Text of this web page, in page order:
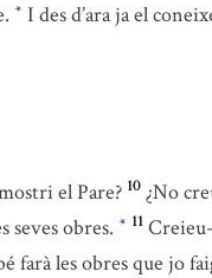
* I des d’ara ja el
el Pare? 10 ¿No
seves obres. * 11
farà les obres que jo